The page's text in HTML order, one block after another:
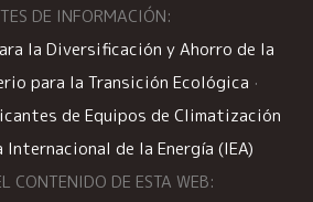
DE INFORMACIÓN:
la Diversificación y Ahorro de la
para la Transición Ecológica ·
de Equipos de Climatización
Internacional de la Energía (IEA)
CONTENIDO DE ESTA WEB: